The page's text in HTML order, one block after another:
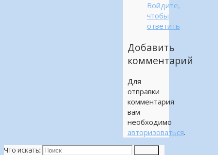
Войдите,
чтобы
ответить
Добавить
комментарий
Для
отправки
комментария
вам
необходимо
авторизоваться.
Что искать: